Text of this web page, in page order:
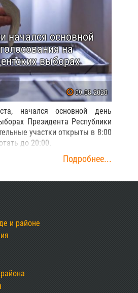
начался основной
на
выборах
09.08.2020
начался основной день
Президента Республики
участки открыты в 8:00
до 20:00.
Подробнее...
и районе